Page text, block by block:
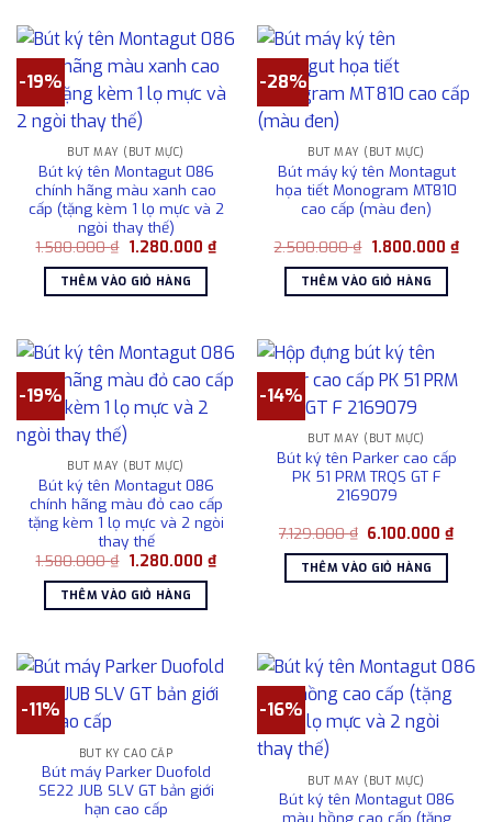
-19%
BÚT MÁY (BÚT MỰC)
Bút ký tên Montagut 086
chính hãng màu xanh cao
cấp (tặng kèm 1 lọ mực và 2
ngòi thay thế)
1.580.000₫ Giá
là:
1.580.000 ₫.
1.280.000 ₫Giá
hiện
1.280.000 ₫.
THÊM VÀO GIỎ HÀNG
-28%
BÚT MÁY (BÚT MỰC)
Bút máy ký tên Montagut
họa tiết Monogram MT810
cao cấp (màu đen)
2.500.000₫ Giá
là:
2.500.000 ₫.
1.800.000 ₫Giá
hiện
THÊM VÀO GIỎ HÀNG
-19%
BÚT MÁY (BÚT MỰC)
Bút ký tên Montagut 086
chính hãng màu đỏ cao cấp
tặng kèm 1 lọ mực và 2 ngòi
thay thế
1.580.000₫ Giá
là:
1.580.000 ₫.
1.280.000 ₫Giá
THÊM VÀO GIỎ HÀNG
-14%
BÚT MÁY (BÚT MỰC)
Bút ký tên Parker cao cấp
PK 51 PRM TRQS GT F
2169079
7.129.000₫ Giá
là:
7.129.000 ₫.
6.100.000₫Giá
THÊM VÀO GIỎ HÀNG
-11%
BÚT KÝ CAO CẤP
Bút máy Parker Duofold
SE22 JUB SLV GT bản giới
hạn cao cấp
-16%
BÚT MÁY (BÚT MỰC)
Bút ký tên Montagut 086
màu hồng cao cấp (tặng